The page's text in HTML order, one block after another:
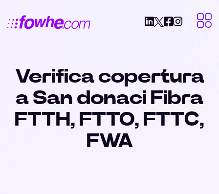
Verifica copertura
a San donaci Fibra
FTTH, FTTO, FTTC,
FWA